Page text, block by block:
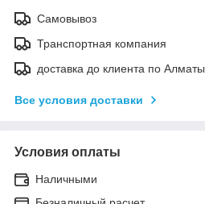
Самовывоз
Транспортная компания
доставка до клиента по Алматы
Все условия доставки
Условия оплаты
Наличными